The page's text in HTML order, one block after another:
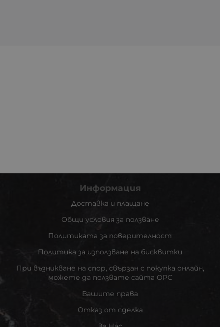
Информация
Доставка и плащане
Общи условия за ползване
Политиката за поверителност
Политика за използване на бисквитки
При възникване на спор, свързан с покупка онлайн,
можете да ползвате сайта ОРС
Вашите права
Отказ от сделка